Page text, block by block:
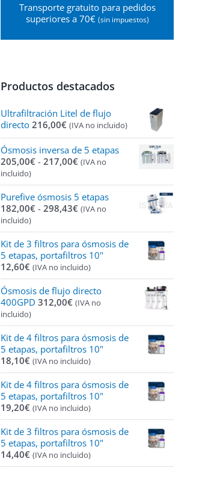
Transporte gratuito para pedidos
superiores a 70€ (sin impuestos)
Productos destacados
Ultrafiltración Litel de flujo
directo 216,00€ (IVA no incluido)
Ósmosis inversa de 5 etapas
205,00€ - 217,00€Rango
precios:
desde
205,00€
217,00€
(IVA no
incluido)
Purefive ósmosis 5 etapas
182,00€ - 298,43€Rango
precios:
desde
182,00€
hasta
298,43€
(IVA no
incluido)
Kit de 3 filtros para ósmosis de
5 etapas, portafiltros 10"
12,60€ (IVA no incluido)
Ósmosis de flujo directo
400GPD 312,00€ (IVA no
incluido)
Kit de 4 filtros para ósmosis de
5 etapas, portafiltros 10"
18,10€ (IVA no incluido)
Kit de 4 filtros para ósmosis de
5 etapas, portafiltros 10"
19,20€ (IVA no incluido)
Kit de 3 filtros para ósmosis de
5 etapas, portafiltros 10"
14,40€ (IVA no incluido)